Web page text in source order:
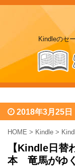
Kindleのセ
2018年3月25日
HOME > Kindle >
【Kindle日替
本 竜馬がゆ